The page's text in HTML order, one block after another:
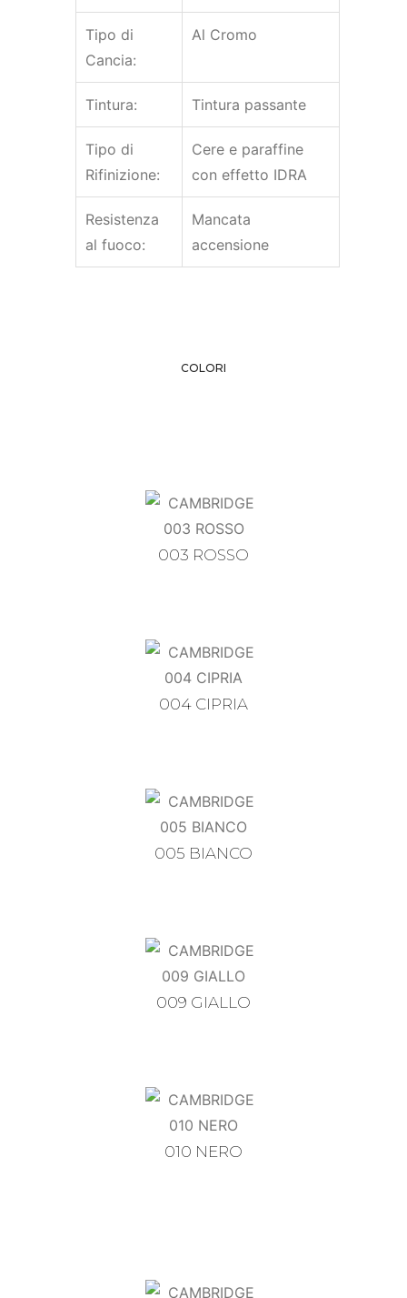
Tipo di
Cancia:
Al Cromo
Tintura: Tintura passante
Tipo di
Rifinizione:
Cere e paraffine
con effetto IDRA
Resistenza
al fuoco:
Mancata
accensione
COLORI
003 ROSSO
004 CIPRIA
005 BIANCO
009 GIALLO
010 NERO